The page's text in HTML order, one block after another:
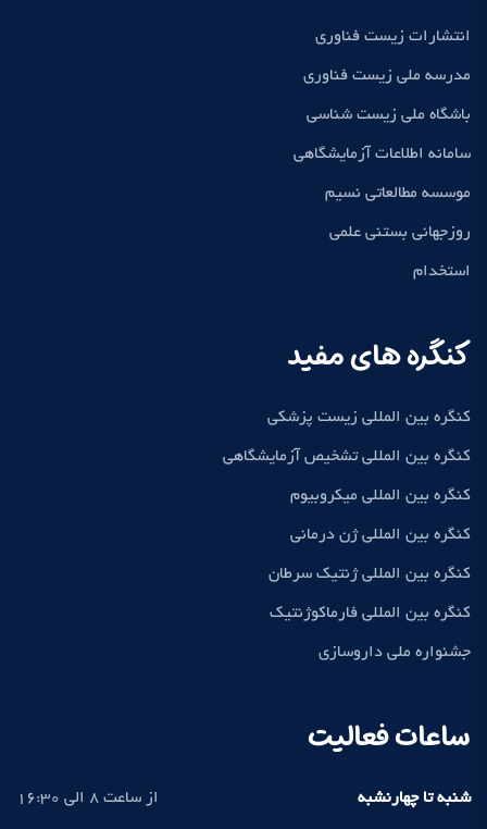
انتشارات زیست فناوری
مدرسه ملی زیست فناوری
باشگاه ملی زیست شناسی
سامانه اطلاعات آزمایشگاهی
موسسه مطالعاتی نسیم
روزجهانی بستنی علمی
استخدام
کنگره های مفید
کنگره بین المللی زیست پزشکی
کنگره بین المللی تشخیص آزمایشگاهی
کنگره بین المللی میکروبیوم
کنگره بین المللی ژن درمانی
کنگره بین المللی ژنتیک سرطان
کنگره بین المللی فارماکوژنتیک
جشنواره ملی داروسازی
ساعات فعالیت
شنبه تا چهارنشبه از ساعت 8 الی 16:30